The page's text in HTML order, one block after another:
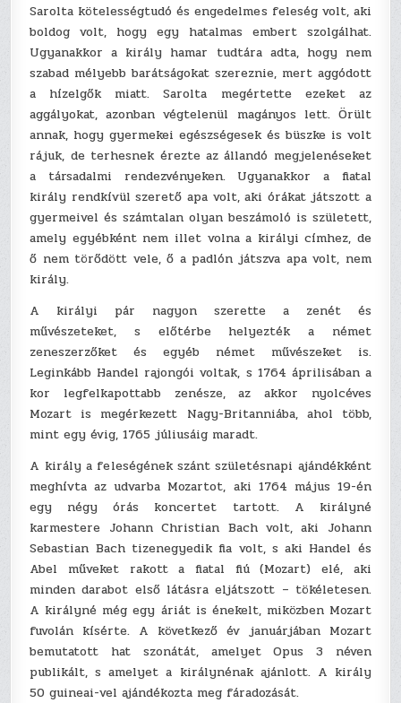
Sarolta kötelességtudó és engedelmes feleség volt, aki
boldog volt, hogy egy hatalmas embert szolgálhat.
Ugyanakkor a király hamar tudtára adta, hogy nem
szabad mélyebb barátságokat szereznie, mert aggódott
a hízelgők miatt. Sarolta megértette ezeket az
aggályokat, azonban végtelenül magányos lett. Örült
annak, hogy gyermekei egészségesek és büszke is volt
rájuk, de terhesnek érezte az állandó megjelenéseket
a társadalmi rendezvényeken. Ugyanakkor a fiatal
király rendkívül szerető apa volt, aki órákat játszott a
gyermeivel és számtalan olyan beszámoló is született,
amely egyébként nem illet volna a királyi címhez, de
ő nem törődött vele, ő a padlón játszva apa volt, nem
király.
A királyi pár nagyon szerette a zenét és
művészeteket, s előtérbe helyezték a német
zeneszerzőket és egyéb német művészeket is.
Leginkább Handel rajongói voltak, s 1764 áprilisában a
kor legfelkapottabb zenésze, az akkor nyolcéves
Mozart is megérkezett Nagy-Britanniába, ahol több,
mint egy évig, 1765 júliusáig maradt.
A király a feleségének szánt születésnapi ajándékként
meghívta az udvarba Mozartot, aki 1764 május 19-én
egy négy órás koncertet tartott. A királyné
karmestere Johann Christian Bach volt, aki Johann
Sebastian Bach tizenegyedik fia volt, s aki Handel és
Abel műveket rakott a fiatal fiú (Mozart) elé, aki
minden darabot első látásra eljátszott – tökéletesen.
A királyné még egy áriát is énekelt, miközben Mozart
fuvolán kísérte. A következő év januárjában Mozart
bemutatott hat szonátát, amelyet Opus 3 néven
publikált, s amelyet a királynénak ajánlott. A király
50 guineai-vel ajándékozta meg fáradozását.